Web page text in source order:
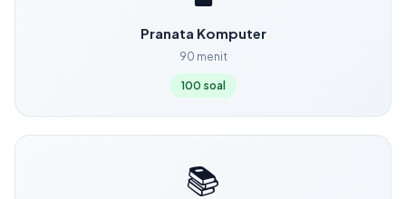
Pranata Komputer
90 menit
100 soal
📚